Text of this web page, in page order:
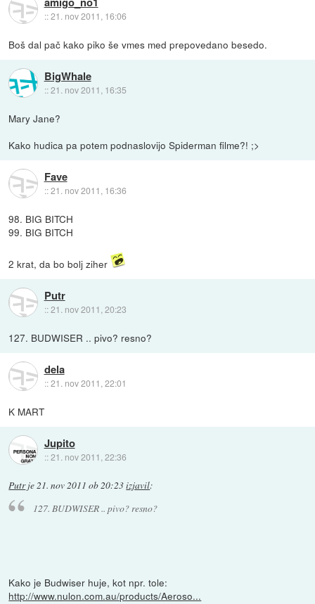
::21. nov 2011, 16:06
Boš dal pač kako piko še vmes med prepovedano besedo.
BigWhale
::21. nov 2011, 16:35
Mary Jane?
Kako hudica pa potem podnaslovijo Spiderman filme?! ;>
Fave
::21. nov 2011, 16:36
98. BIG BITCH
99. BIG BITCH
2 krat, da bo bolj ziher
Putr
::21. nov 2011, 20:23
127. BUDWISER .. pivo? resno?
dela
::21. nov 2011, 22:01
K MART
Jupito
::21. nov 2011, 22:36
Putrje21. nov 2011 ob 20:23izjavil:
127. BUDWISER .. pivo? resno?
Kako je Budwiser huje, kot npr. tole:
http://www.nulon.com.au/products/Aeroso...